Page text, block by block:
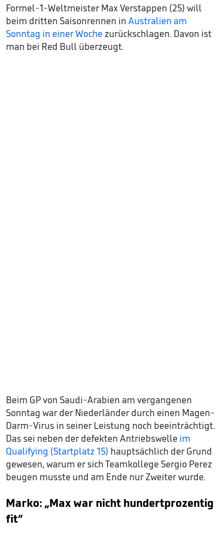
Formel-1-Weltmeister Max Verstappen (25) will
beim dritten Saisonrennen in Australien am
Sonntag in einer Woche zurückschlagen. Davon ist
man bei Red Bull überzeugt.
Beim GP von Saudi-Arabien am vergangenen
Sonntag war der Niederländer durch einen Magen-
Darm-Virus in seiner Leistung noch beeinträchtigt.
Das sei neben der defekten Antriebswelle im
Qualifying (Startplatz 15) hauptsächlich der Grund
gewesen, warum er sich Teamkollege Sergio Perez
beugen musste und am Ende nur Zweiter wurde.
Marko: „Max war nicht hundertprozentig
fit“